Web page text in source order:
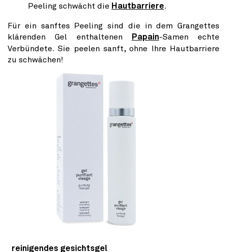
Peeling schwächt die Hautbarriere.
Für ein sanftes Peeling sind die in dem Grangettes
klärenden Gel enthaltenen
Papain-Samen echte
Verbündete. Sie peelen sanft, ohne Ihre Hautbarriere
zu schwächen!
reinigendes gesichtsgel